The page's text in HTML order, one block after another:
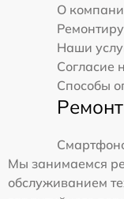
О
Наши
Согласие
Способы
Мы занимаемся
обслуживанием